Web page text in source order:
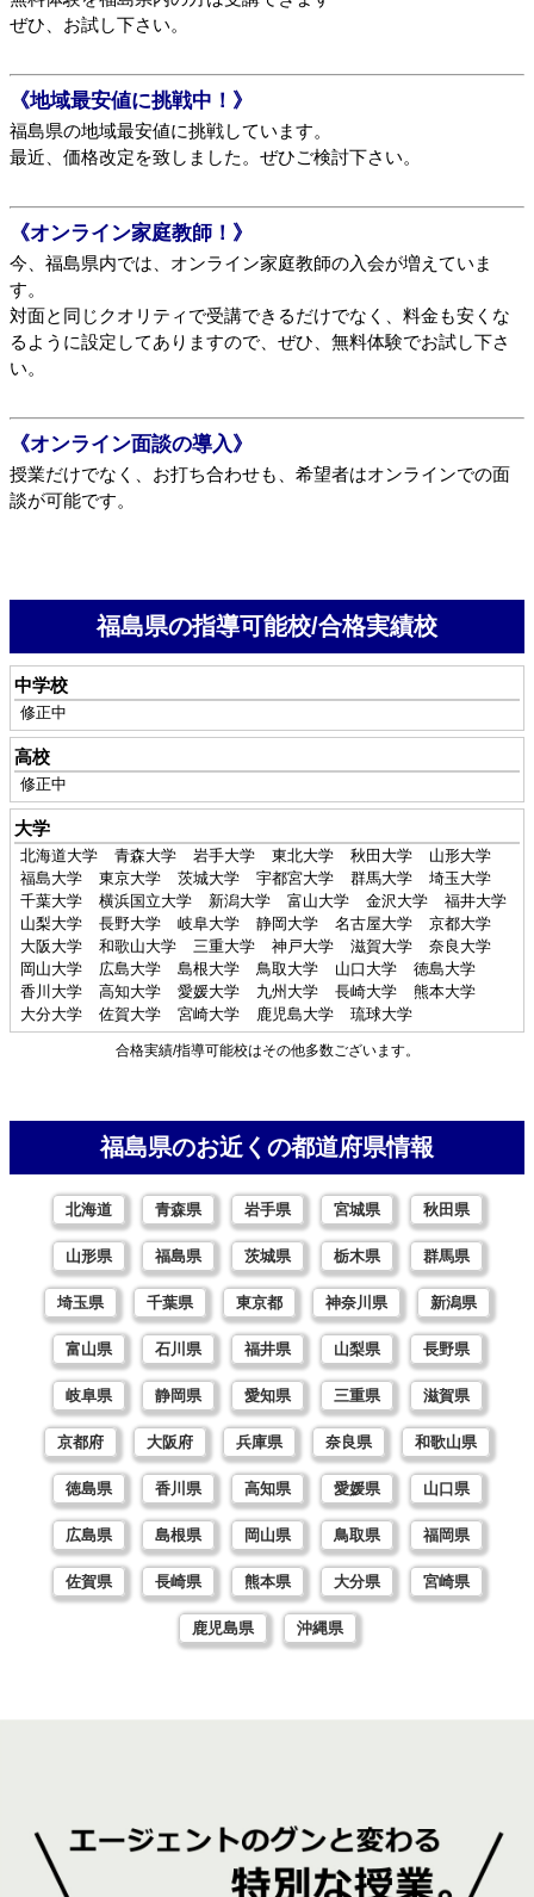
ぜひ、お試し下さい。
《地域最安値に挑戦中！》
福島県の地域最安値に挑戦しています。
最近、価格改定を致しました。ぜひご検討下さい。
《オンライン家庭教師！》
今、福島県内では、オンライン家庭教師の入会が増えていま
す。
対面と同じクオリティで受講できるだけでなく、料金も安くな
るように設定してありますので、ぜひ、無料体験でお試し下さ
い。
《オンライン面談の導入》
授業だけでなく、お打ち合わせも、希望者はオンラインでの面
談が可能です。
福島県の指導可能校/合格実績校
中学校
修正中
高校
修正中
大学
北海道大学 青森大学 岩手大学 東北大学 秋田大学
山形大学
福島大学
東京大学 茨城大学 宇都宮大学 群馬大学
埼玉大学
千葉大学
横浜国立大学 新潟大学 富山大学 金沢大学
福井大学
山梨大学
長野大学 岐阜大学 静岡大学 名古屋大学
京都大学
大阪大学
和歌山大学 三重大学 神戸大学 滋賀大学
奈良大学
岡山大学
広島大学 島根大学 鳥取大学 山口大学
徳島大学
香川大学
高知大学 愛媛大学 九州大学 長崎大学
熊本大学
大分大学
佐賀大学 宮崎大学 鹿児島大学 琉球大学
合格実績/指導可能校はその他多数ございます。
福島県のお近くの都道府県情報
北海道 青森県 岩手県 宮城県 秋田県
山形県 福島県 茨城県 栃木県 群馬県
埼玉県 千葉県 東京都 神奈川県 新潟県
富山県 石川県 福井県 山梨県 長野県
岐阜県 静岡県 愛知県 三重県 滋賀県
京都府 大阪府 兵庫県 奈良県 和歌山県
徳島県 香川県 高知県 愛媛県 山口県
広島県 島根県 岡山県 鳥取県 福岡県
佐賀県 長崎県 熊本県 大分県 宮崎県
鹿児島県 沖縄県